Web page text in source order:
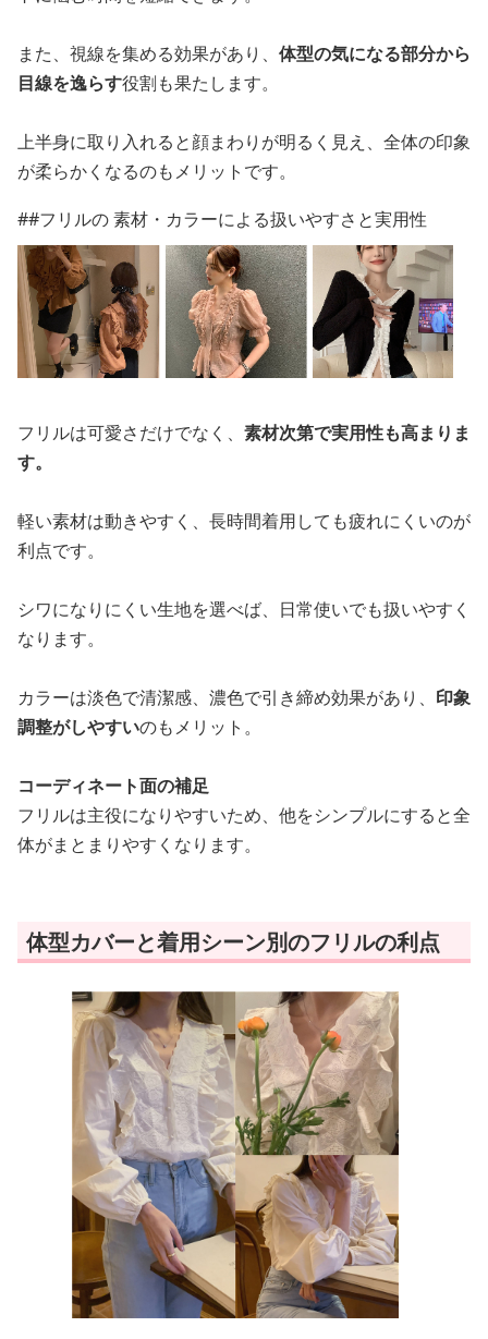
また、視線を集める効果があり、 体型の気になる部分から
目線を逸らす役割も果たします。
上半身に取り入れると顔まわりが明るく見え、全体の印象
が柔らかくなるのもメリットです。
##フリルの 素材・カラーによる扱いやすさと実用性
フリルは可愛さだけでなく、 素材次第で実用性も高まりま
す。
軽い素材は動きやすく、長時間着用しても疲れにくいのが
利点です。
シワになりにくい生地を選べば、日常使いでも扱いやすく
なります。
カラーは淡色で清潔感、濃色で引き締め効果があり、 印象
調整がしやすいのもメリット。
コーディネート面の補足
フリルは主役になりやすいため、他をシンプルにすると全
体がまとまりやすくなります。
体型カバーと着用シーン別のフリルの利点